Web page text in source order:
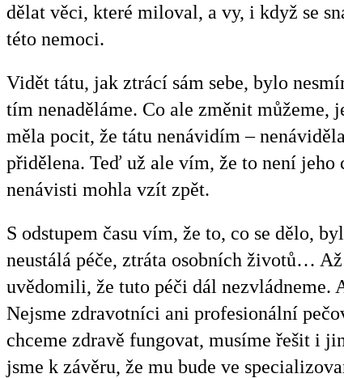
dělat věci, které miloval, a vy, i když se
této nemoci.
Vidět tátu, jak ztrácí sám sebe, bylo
tím nenaděláme. Co ale změnit můžeme,
měla pocit, že tátu nenávidím –
přidělena. Teď už ale vím, že to není
nenávisti mohla vzít zpět.
S odstupem času vím, že to, co se dělo,
neustálá péče, ztráta osobních životů…
uvědomili, že tuto péči dál nezvládneme.
Nejsme zdravotníci ani profesionální
chceme zdravě fungovat, musíme řešit i
jsme k závěru, že mu bude ve